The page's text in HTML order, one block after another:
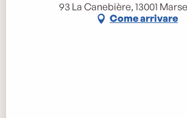
93 La Canebière, 13001
Come arrivare